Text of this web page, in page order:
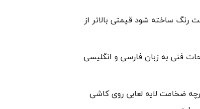
ساخته شود قیمتی بالاتر از
فنی به زبان فارسی و انگلیسی
ضخامت لایه لعابی روی کاشی